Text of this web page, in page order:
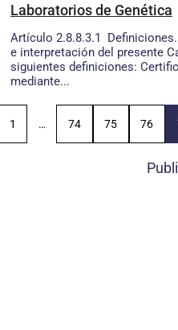
Laboratorios de Genética
Artículo 2.8.8.3.1
e interpretación del presente
siguientes definiciones:
mediante...
1 … 74 75 76